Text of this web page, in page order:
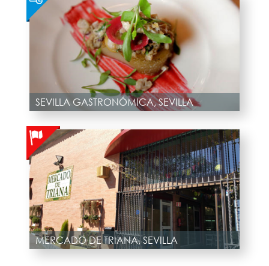
SEVILLA GASTRONÓMICA, SEVILLA
MERCADO DE TRIANA, SEVILLA